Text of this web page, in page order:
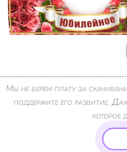
Мы не берём плату за
поддержите его развитие.
которое